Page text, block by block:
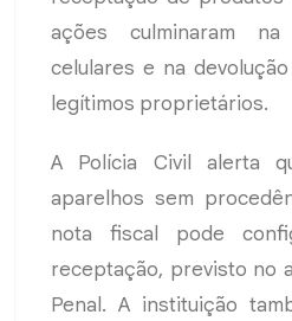
ações culminaram
celulares e na
legítimos proprietários.
A Polícia Civil alerta
aparelhos sem
nota fiscal pode
receptação, previsto no
Penal. A instituição